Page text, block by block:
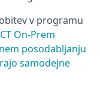
v programu
On-Prem
posodabljanju
samodejne